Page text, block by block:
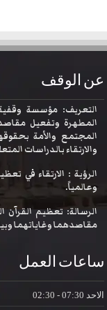
عن الوقف
التعريف: مؤسسة
المطهرة وتفعيل
المجتمع والأمة
والارتقاء بالدراسات
الرؤية : الارتقاء في
وعالمياً.
الرسالة: تعظيم القرآن
مقاصدهما وغاياتهما
ساعات العمل
الاحد